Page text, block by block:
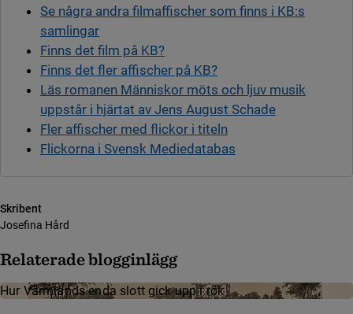
Se några andra filmaffischer som finns i KB:s
samlingar
Finns det film på KB?
Finns det fler affischer på KB?
Läs romanen Människor möts och ljuv musik
uppstår i hjärtat av Jens August Schade
Fler affischer med flickor i titeln
Flickorna i Svensk Mediedatabas
Skribent
Josefina Hård
Relaterade blogginlägg
Hur Värmlands enda slott gick upp i rök